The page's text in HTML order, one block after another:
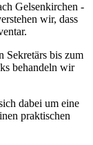
Gelsenkirchen -
wir, dass
Sekretärs bis zum
behandeln wir
dabei um eine
praktischen